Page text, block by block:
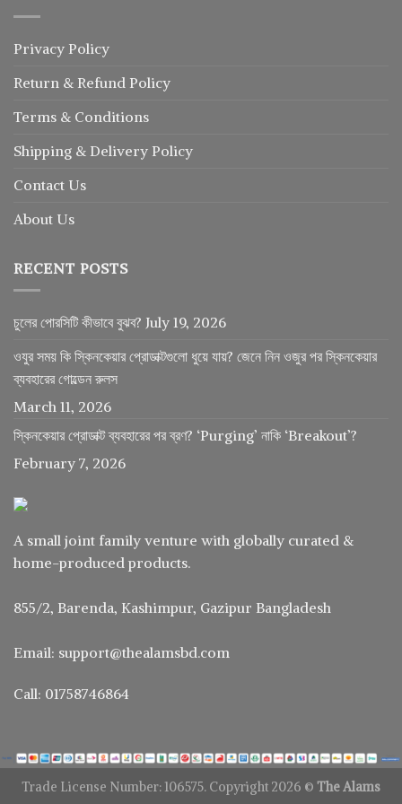
Privacy Policy
Return & Refund Policy
Terms & Conditions
Shipping & Delivery Policy
Contact Us
About Us
RECENT POSTS
চুলের পোরসিটি কীভাবে বুঝব? July 19, 2026
ওযুর সময় কি স্কিনকেয়ার প্রোডাক্টগুলো ধুয়ে যায়? জেনে নিন ওজুর পর স্কিনকেয়ার
ব্যবহারের গোল্ডেন রুলস
March 11, 2026
স্কিনকেয়ার প্রোডাক্ট ব্যবহারের পর ব্রণ? ‘Purging’ নাকি ‘Breakout’?
February 7, 2026
A small joint family venture with globally curated &
home-produced products.
855/2, Barenda, Kashimpur, Gazipur Bangladesh
Email: support@thealamsbd.com
Call: 01758746864
Trade License Number: 106575. Copyright 2026 © The Alams